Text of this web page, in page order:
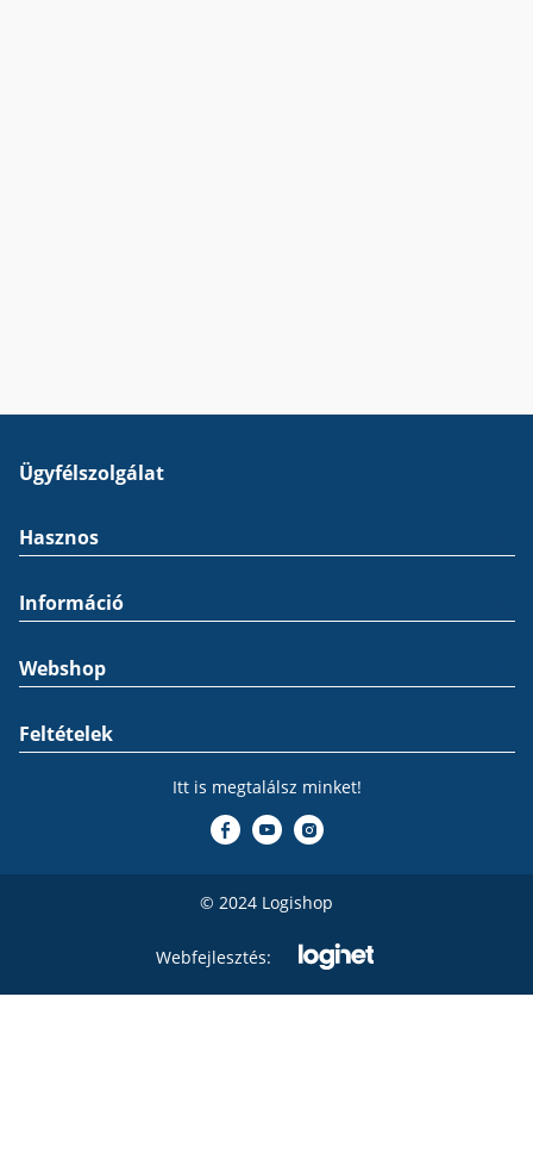
Ügyfélszolgálat
Hasznos
Információ
Webshop
Feltételek
Itt is megtalálsz minket!
© 2024 Logishop
Webfejlesztés: